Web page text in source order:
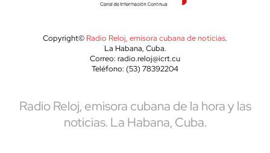
Copyright© Radio Reloj, emisora cubana de noticias.
La Habana, Cuba.
Correo: radio.reloj@icrt.cu
Teléfono: (53) 78392204
Radio Reloj, emisora cubana de la hora y las
noticias. La Habana, Cuba.